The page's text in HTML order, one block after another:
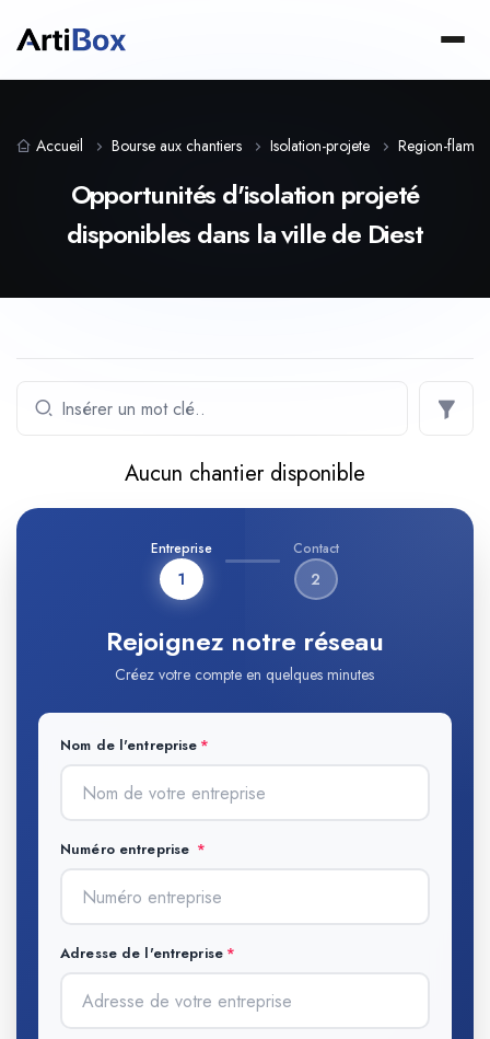
Accueil Bourse aux chantiers Isolation-projete Region-
Opportunités d'isolation projeté
disponibles dans la ville de Diest
Aucun chantier disponible
Entreprise
1
Contact
2
Rejoignez notre réseau
Créez votre compte en quelques minutes
Nom de l'entreprise
Numéro entreprise
Adresse de l'entreprise